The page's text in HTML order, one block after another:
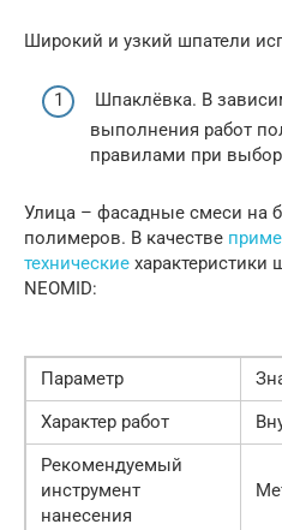
Широкий и узкий шпатели
Шпаклёвка. В
выполнения работ
правилами при
Улица – фасадные смеси на
полимеров. В качестве
технические характеристики
NEOMID:
Параметр
Характер работ
Рекомендуемый
инструмент
нанесения